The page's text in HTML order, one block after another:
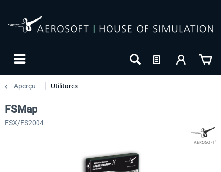
Aperçu Utilitares
FSMap
FSX/FS2004